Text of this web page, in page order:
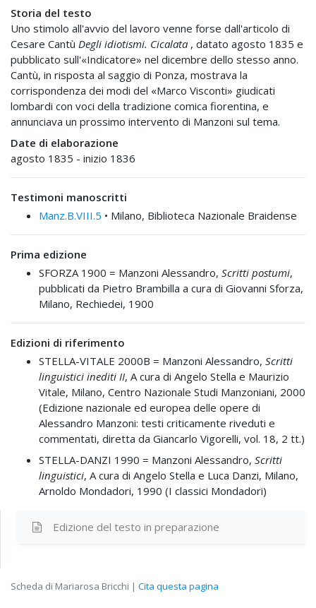
Storia del testo
Uno stimolo all'avvio del lavoro venne forse dall'articolo di
Cesare Cantù Degli idiotismi. Cicalata , datato agosto 1835 e
pubblicato sull'«Indicatore» nel dicembre dello stesso anno.
Cantù, in risposta al saggio di Ponza, mostrava la
corrispondenza dei modi del «Marco Visconti» giudicati
lombardi con voci della tradizione comica fiorentina, e
annunciava un prossimo intervento di Manzoni sul tema.
Date di elaborazione
agosto 1835 - inizio 1836
Testimoni manoscritti
Manz.B.VIII.5 • Milano, Biblioteca Nazionale Braidense
Prima edizione
SFORZA 1900 = Manzoni Alessandro, Scritti postumi,
pubblicati da Pietro Brambilla a cura di Giovanni Sforza,
Milano, Rechiedei, 1900
Edizioni di riferimento
STELLA-VITALE 2000B = Manzoni Alessandro, Scritti
linguistici inediti II, A cura di Angelo Stella e Maurizio
Vitale, Milano, Centro Nazionale Studi Manzoniani, 2000
(Edizione nazionale ed europea delle opere di
Alessandro Manzoni: testi criticamente riveduti e
commentati, diretta da Giancarlo Vigorelli, vol. 18, 2 tt.)
STELLA-DANZI 1990 = Manzoni Alessandro, Scritti
linguistici, A cura di Angelo Stella e Luca Danzi, Milano,
Arnoldo Mondadori, 1990 (I classici Mondadori)
Edizione del testo in preparazione
Scheda di Mariarosa Bricchi | Cita questa pagina